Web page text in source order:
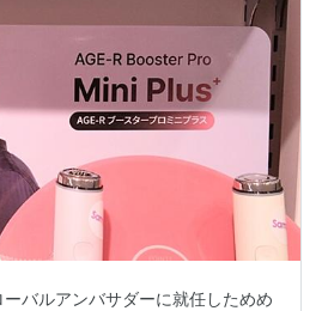
ーバルアンバサダーに就任しためめ